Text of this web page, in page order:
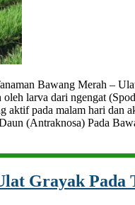
Bawang Merah –
oleh larva dari ngengat
aktif pada malam hari dan
(Antraknosa) Pada
Grayak Pada